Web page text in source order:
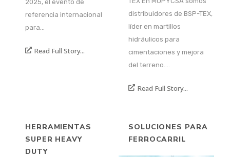
2025, el evento de
referencia internacional
para…
Read Full Story...
distribuidores de BSP-TEX,
líder en martillos
hidráulicos para
cimentaciones y mejora
del terreno.…
Read Full Story...
HERRAMIENTAS
SUPER HEAVY
DUTY
SOLUCIONES PARA
FERROCARRIL